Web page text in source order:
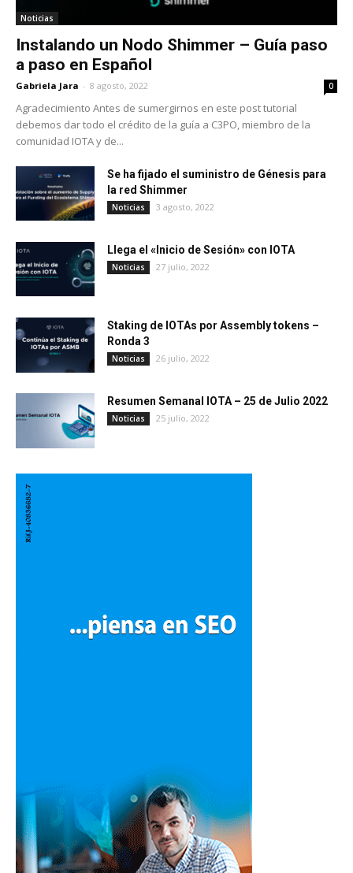
Noticias
Instalando un Nodo Shimmer – Guía paso
a paso en Español
Gabriela Jara - 8 agosto, 2022 0
Agradecimiento Antes de sumergirnos en este post tutorial
debemos dar todo el crédito de la guía a C3PO, miembro de la
comunidad IOTA y de...
Se ha fijado el suministro de Génesis para
la red Shimmer
Noticias 3 agosto, 2022
Llega el «Inicio de Sesión» con IOTA
Noticias 27 julio, 2022
Staking de IOTAs por Assembly tokens –
Ronda 3
Noticias 26 julio, 2022
Resumen Semanal IOTA – 25 de Julio 2022
Noticias 25 julio, 2022